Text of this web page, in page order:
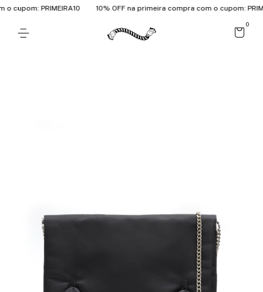
cupom: PRIMEIRA10 10% OFF na primeira compra com o cupom:
0